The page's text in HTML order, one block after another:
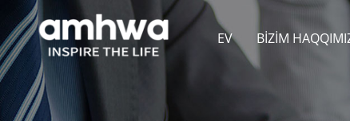
EV BIZIM